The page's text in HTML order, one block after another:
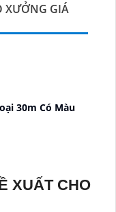
XƯỞNG GIÁ
30m Có Màu
XUẤT CHO